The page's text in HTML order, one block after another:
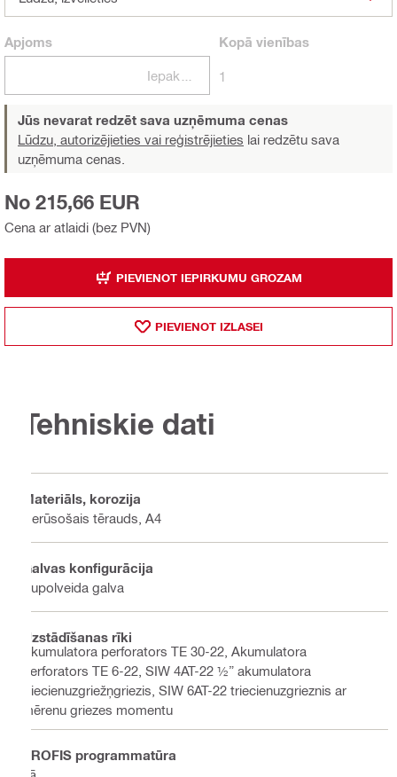
Apjoms Kopā vienības
1
Jūs nevarat redzēt sava uzņēmuma cenas
Lūdzu, autorizējieties vai reģistrējieties lai redzētu sava
uzņēmuma cenas.
Cena ar atlaidi (bez PVN)
No 215,66 EUR
PIEVIENOT IEPIRKUMU GROZAM
PIEVIENOT IZLASEI
Tehniskie dati
Materiāls, korozija
Nerūsošais tērauds, A4
Galvas konfigurācija
Kupolveida galva
Uzstādīšanas rīki
Akumulatora perforators TE 30-22, Akumulatora
perforators TE 6-22, SIW 4AT-22 ½” akumulatora
triecienuzgriežņgriezis, SIW 6AT-22 triecienuzgrieznis ar
mērenu griezes momentu
PROFIS programmatūra